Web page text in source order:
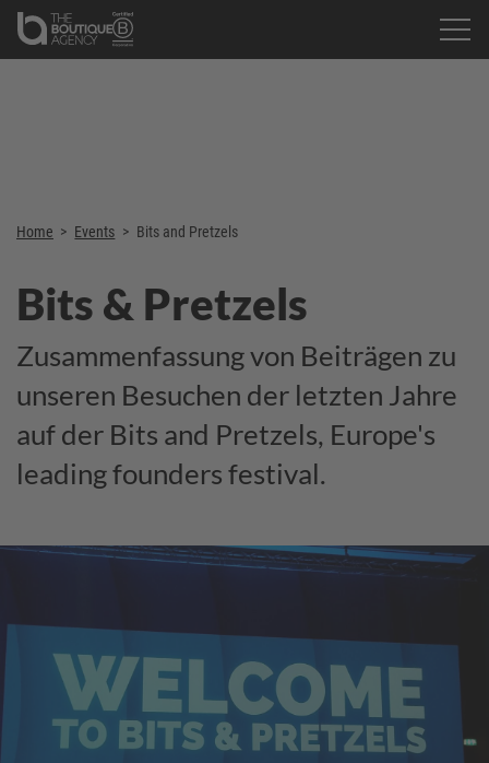
Home > Events > Bits and Pretzels
Bits & Pretzels
Zusammenfassung von Beiträgen zu
unseren Besuchen der letzten Jahre
auf der Bits and Pretzels, Europe's
leading founders festival.